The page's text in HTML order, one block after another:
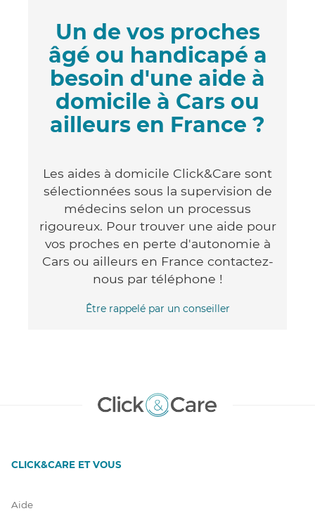
Un de vos proches
âgé ou handicapé a
besoin d'une aide à
domicile à Cars ou
ailleurs en France ?
Les aides à domicile Click&Care sont
sélectionnées sous la supervision de
médecins selon un processus
rigoureux. Pour trouver une aide pour
vos proches en perte d'autonomie à
Cars ou ailleurs en France contactez-
nous par téléphone !
Être rappelé par un conseiller
CLICK&CARE ET VOUS
Aide